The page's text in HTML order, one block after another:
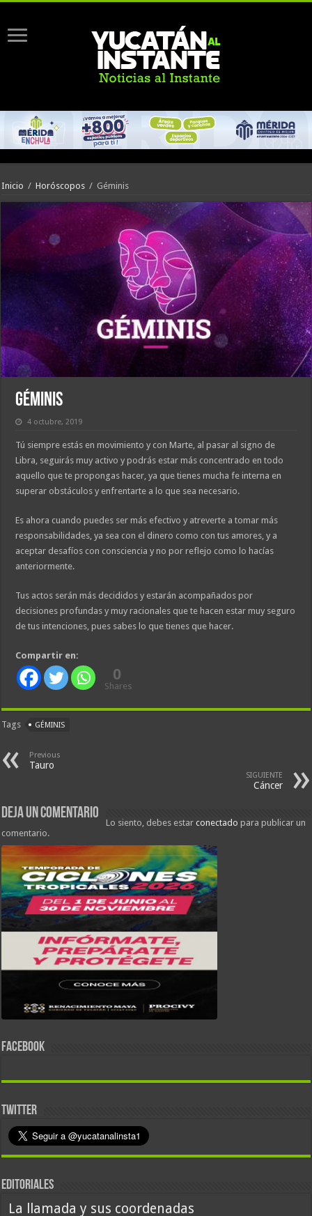
Inicio / Horóscopos / Géminis
Géminis
4 octubre, 2019
Tú siempre estás en movimiento y con Marte, al pasar al signo de
Libra, seguirás muy activo y podrás estar más concentrado en todo
aquello que te propongas hacer, ya que tienes mucha fe interna en
superar obstáculos y enfrentarte a lo que sea necesario.
Es ahora cuando puedes ser más efectivo y atreverte a tomar más
responsabilidades, ya sea con el dinero como con tus amores, y a
aceptar desafíos con consciencia y no por reflejo como lo hacías
anteriormente.
Tus actos serán más decididos y estarán acompañados por
decisiones profundas y muy racionales que te hacen estar muy seguro
de tus intenciones, pues sabes lo que tienes que hacer.
Compartir en:
0
Shares
Tags GÉMINIS
Previous
Tauro
SIGUIENTE
Cáncer
Deja un comentario
Lo siento, debes estarconectado para publicar un
comentario.
FACEBOOK
TWITTER
EDITORIALES
La llamada y sus coordenadas